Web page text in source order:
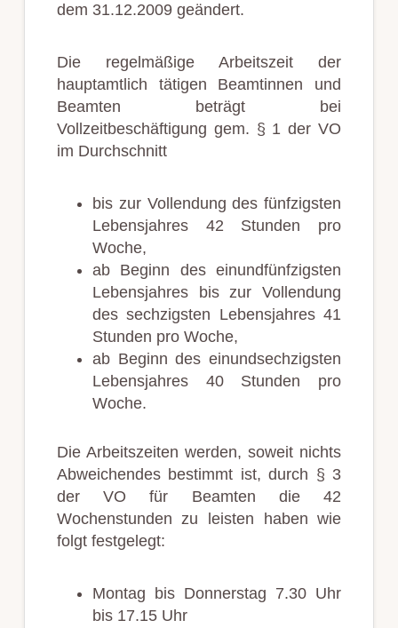
dem 31.12.2009 geändert.
Die regelmäßige Arbeitszeit der
hauptamtlich tätigen Beamtinnen und
Beamten beträgt bei
Vollzeitbeschäftigung gem. § 1 der VO
im Durchschnitt
bis zur Vollendung des fünfzigsten
Lebensjahres 42 Stunden pro
Woche,
ab Beginn des einundfünfzigsten
Lebensjahres bis zur Vollendung
des sechzigsten Lebensjahres 41
Stunden pro Woche,
ab Beginn des einundsechzigsten
Lebensjahres 40 Stunden pro
Woche.
Die Arbeitszeiten werden, soweit nichts
Abweichendes bestimmt ist, durch § 3
der VO für Beamten die 42
Wochenstunden zu leisten haben wie
folgt festgelegt:
Montag bis Donnerstag 7.30 Uhr
bis 17.15 Uhr